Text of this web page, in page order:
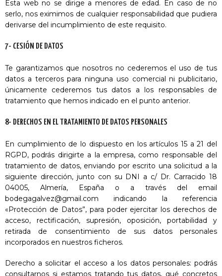
Esta web no se dirige a menores de edad. En caso de no
serlo, nos eximimos de cualquier responsabilidad que pudiera
derivarse del incumplimiento de este requisito.
7- CESIÓN DE DATOS
Te garantizamos que nosotros no cederemos el uso de tus
datos a terceros para ninguna uso comercial ni publicitario,
únicamente cederemos tus datos a los responsables de
tratamiento que hemos indicado en el punto anterior.
8- DERECHOS EN EL TRATAMIENTO DE DATOS PERSONALES
En cumplimiento de lo dispuesto en los artículos 15 a 21 del
RGPD, podrás dirigirte a la empresa, como responsable del
tratamiento de datos, enviando por escrito una solicitud a la
siguiente dirección, junto con su DNI a c/ Dr. Carracido 18
04005, Almería, España o a través del email
bodegagalvez@gmail.com indicando la referencia
«Protección de Datos”, para poder ejercitar los derechos de
acceso, rectificación, supresión, oposición, portabilidad y
retirada de consentimiento de sus datos personales
incorporados en nuestros ficheros.
Derecho a solicitar el acceso a los datos personales: podrás
consultarnos si estamos tratando tus datos, qué concretos